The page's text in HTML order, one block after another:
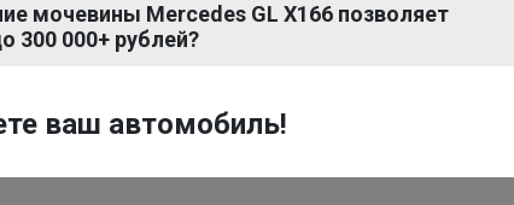
мочевины Mercedes GL X166 позволяет
300 000+ рублей?
ваш автомобиль!